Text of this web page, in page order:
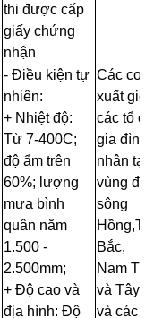
thi được cấp
giấy chứng
nhận
- Điều kiện tự
nhiên:
+ Nhiệt độ:
Từ 7-400C;
độ ẩm trên
60%; lượng
mưa bình
quân năm
1.500 -
2.500mm;
+ Độ cao và
địa hình: Độ
Các cơ
xuất
các tổ
gia đình,
nhân tại
vùng
sông
Bắc,
Nam
và Tây
và các